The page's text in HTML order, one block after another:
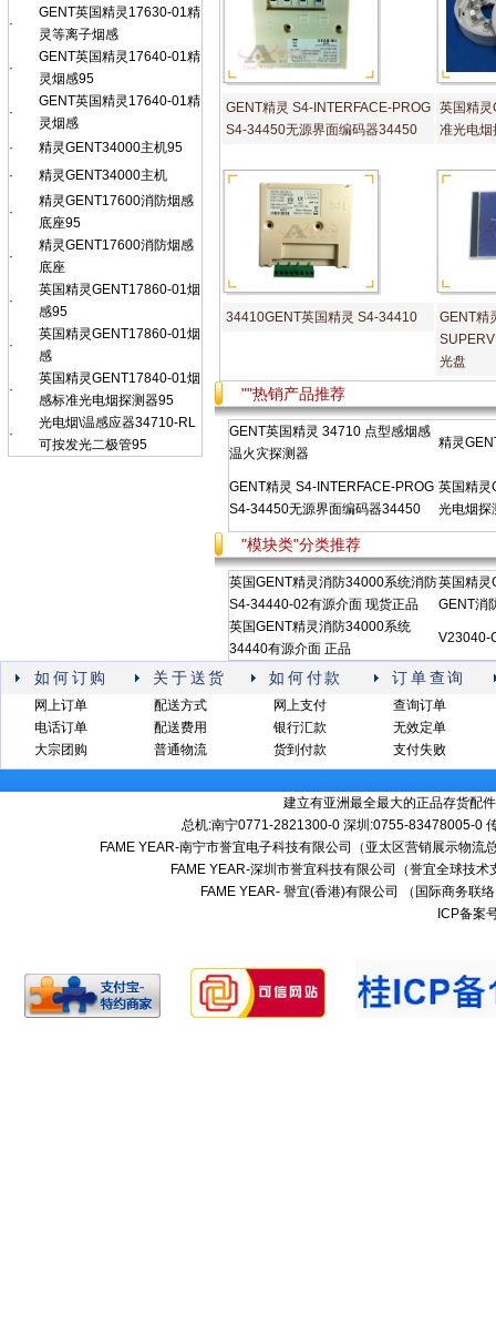
·
GENT英国精灵17630-01精
灵等离子烟感
·
GENT英国精灵17640-01精
灵烟感95
·
GENT英国精灵17640-01精
灵烟感
·
精灵GENT34000主机95
·
精灵GENT34000主机
·
精灵GENT17600消防烟感
底座95
·
精灵GENT17600消防烟感
底座
·
英国精灵GENT17860-01烟
感95
·
英国精灵GENT17860-01烟
感
·
英国精灵GENT17840-01烟
感标准光电烟探测器95
·
光电烟\温感应器34710-RL
可按发光二极管95
GENT精灵 S4-INTERFACE-PROG
S4-34450无源界面编码器34450
英国精
准光电
34410GENT英国精灵 S4-34410
GENT精
光盘
""热销产品推荐
GENT英国精灵 34710 点型感烟感
温火灾探测器
精灵
GENT精灵 S4-INTERFACE-PROG
S4-34450无源界面编码器34450
英国精灵
光电烟探
"模块类"分类推荐
英国GENT精灵消防34000系统消防
S4-34440-02有源介面 现货正品
英国精灵
GENT消
英国GENT精灵消防34000系统
34440有源介面 正品
V23040-
如何订购 关于送货 如何付款 订单查询
网上订单
电话订单
大宗团购
配送方式
配送费用
普通物流
网上支付
银行汇款
货到付款
查询订单
无效定单
支付失败
建立有亚洲最全最大的正品存货配
总机:南宁0771-2821300-0 深圳:0755-83478005-
FAME YEAR-南宁市誉宜电子科技有限公司（亚太区营销展示物
FAME YEAR-深圳市誉宜科技有限公司（誉宜全球技
FAME YEAR- 譽宜(香港)有限公司 （国际商务联
ICP备案